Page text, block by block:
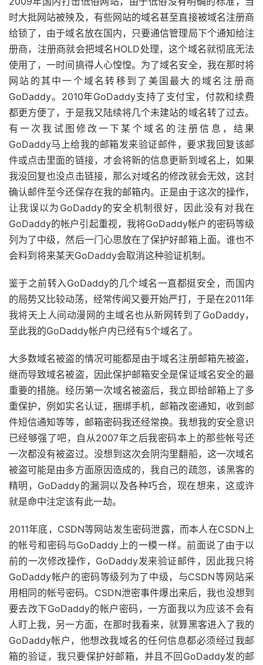
时大批网站被殃及，有些网站的域名甚至直接被域名注册商
给锁了，由于域名放在国内，只要通信管理局下个通知给注
册商，注册商就会把域名HOLD处理，这个域名就彻底无法
使用了，一时间搞得人心惶惶。为了域名安全，我在那时将
网站的其中一个域名转移到了美国最大的域名注册商
GoDaddy。2010年GoDaddy支持了支付宝，付款和续费
都更方便了，于是我又陆续将几个未建站的域名转了过去。
有一次我试图修改一下某个域名的注册信息，结果
GoDaddy马上给我的邮箱发来验证邮件，要求我回复该邮
件或点击里面的链接，才会将新的信息更新到域名上，如果
我没回复也没点击链接，那么对域名的修改就会无效，这封
确认邮件至今还保存在我的邮箱内。正是由于这次的操作，
让我误以为GoDaddy的安全机制很好，因此没有对我在
GoDaddy的帐户引起重视，我将GoDaddy帐户的密码等级
列为了中级，然后一门心思放在了保护好邮箱上面。谁也不
会料到将来某天GoDaddy会取消这种验证机制。
鉴于之前转入GoDaddy的几个域名一直都挺安全，而国内
的局势又比较动荡，经常传闻又要开始严打，于是在2011年
我将天上人间动漫网的主域名也从新网转到了GoDaddy，
至此我的GoDaddy帐户内已经有5个域名了。
大多数域名被盗的情况可能都是由于域名注册邮箱先被盗，
继而导致域名被盗，因此保护邮箱安全是保证域名安全的最
重要的措施。经历第一次域名被盗后，我立即给邮箱上了多
重保护，例如实名认证，捆绑手机，邮箱改密通知，收到邮
件短信通知等等，邮箱密码我还经常换。我想我的安全意识
已经够强了吧，自从2007年之后我密码本上的那些帐号还
一次都没有被盗过。没想到这次会阴沟里翻船，这一次域名
被盗可能是由多方面原因造成的，我自己的疏忽，该黑客的
精明，GoDaddy的漏洞以及各种巧合，现在想来，这或许
就是命中注定该有此一劫。
2011年底，CSDN等网站发生密码泄露，而本人在CSDN上
的帐号和密码与GoDaddy上的一模一样。前面说了由于以
前的一次修改操作，GoDaddy发来验证邮件，因此我只将
GoDaddy帐户的密码等级列为了中级，与CSDN等网站采
用相同的帐号密码。CSDN泄密事件爆出来后，我也没想到
要去改下GoDaddy的帐户密码，一方面我以为应该不会有
人盯上我，另一方面，在那时我看来，就算黑客进入了我的
GoDaddy帐户，他想改我域名的任何信息都必须经过我邮
箱的验证，我只要保护好邮箱，并且不回GoDaddy发的邮